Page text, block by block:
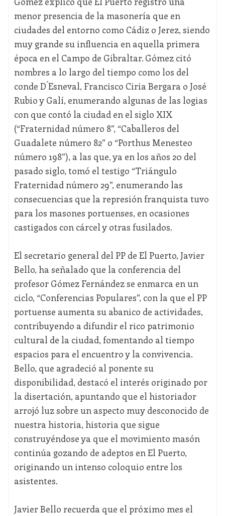
menor presencia de la masonería que en
ciudades del entorno como Cádiz o Jerez, siendo
muy grande su influencia en aquella primera
época en el Campo de Gibraltar. Gómez citó
nombres a lo largo del tiempo como los del
conde D´Esneval, Francisco Ciria Bergara o José
Rubio y Galí, enumerando algunas de las logias
con que contó la ciudad en el siglo XIX
(“Fraternidad número 8”, “Caballeros del
Guadalete número 82” o “Porthus Menesteo
número 198”), a las que, ya en los años 20 del
pasado siglo, tomó el testigo “Triángulo
Fraternidad número 29”, enumerando las
consecuencias que la represión franquista tuvo
para los masones portuenses, en ocasiones
castigados con cárcel y otras fusilados.
El secretario general del PP de El Puerto, Javier
Bello, ha señalado que la conferencia del
profesor Gómez Fernández se enmarca en un
ciclo, “Conferencias Populares”, con la que el PP
portuense aumenta su abanico de actividades,
contribuyendo a difundir el rico patrimonio
cultural de la ciudad, fomentando al tiempo
espacios para el encuentro y la convivencia.
Bello, que agradeció al ponente su
disponibilidad, destacó el interés originado por
la disertación, apuntando que el historiador
arrojó luz sobre un aspecto muy desconocido de
nuestra historia, historia que sigue
construyéndose ya que el movimiento masón
continúa gozando de adeptos en El Puerto,
originando un intenso coloquio entre los
asistentes.
Javier Bello recuerda que el próximo mes el